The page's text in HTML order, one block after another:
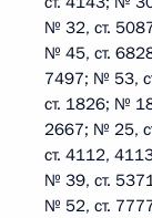
№ 32, ст.
№ 45, ст.
7497; № 53,
ст. 1826; №
2667; № 25,
ст. 4112,
№ 39, ст.
№ 52, ст.